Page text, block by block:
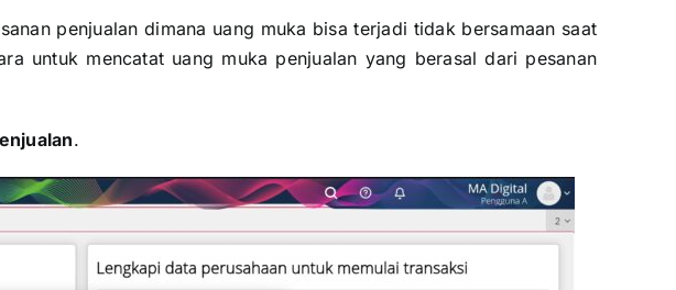
penjualan dimana uang muka bisa terjadi tidak bersamaan saat
untuk mencatat uang muka penjualan yang berasal dari pesanan
.